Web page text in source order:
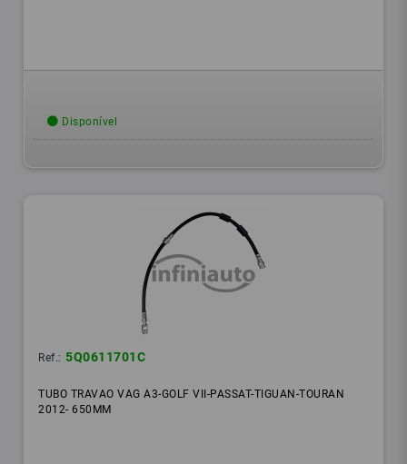
Disponível
Ref.: 5Q0611701C
TUBO TRAVAO VAG A3-GOLF VII-PASSAT-TIGUAN-TOURAN
2012- 650MM